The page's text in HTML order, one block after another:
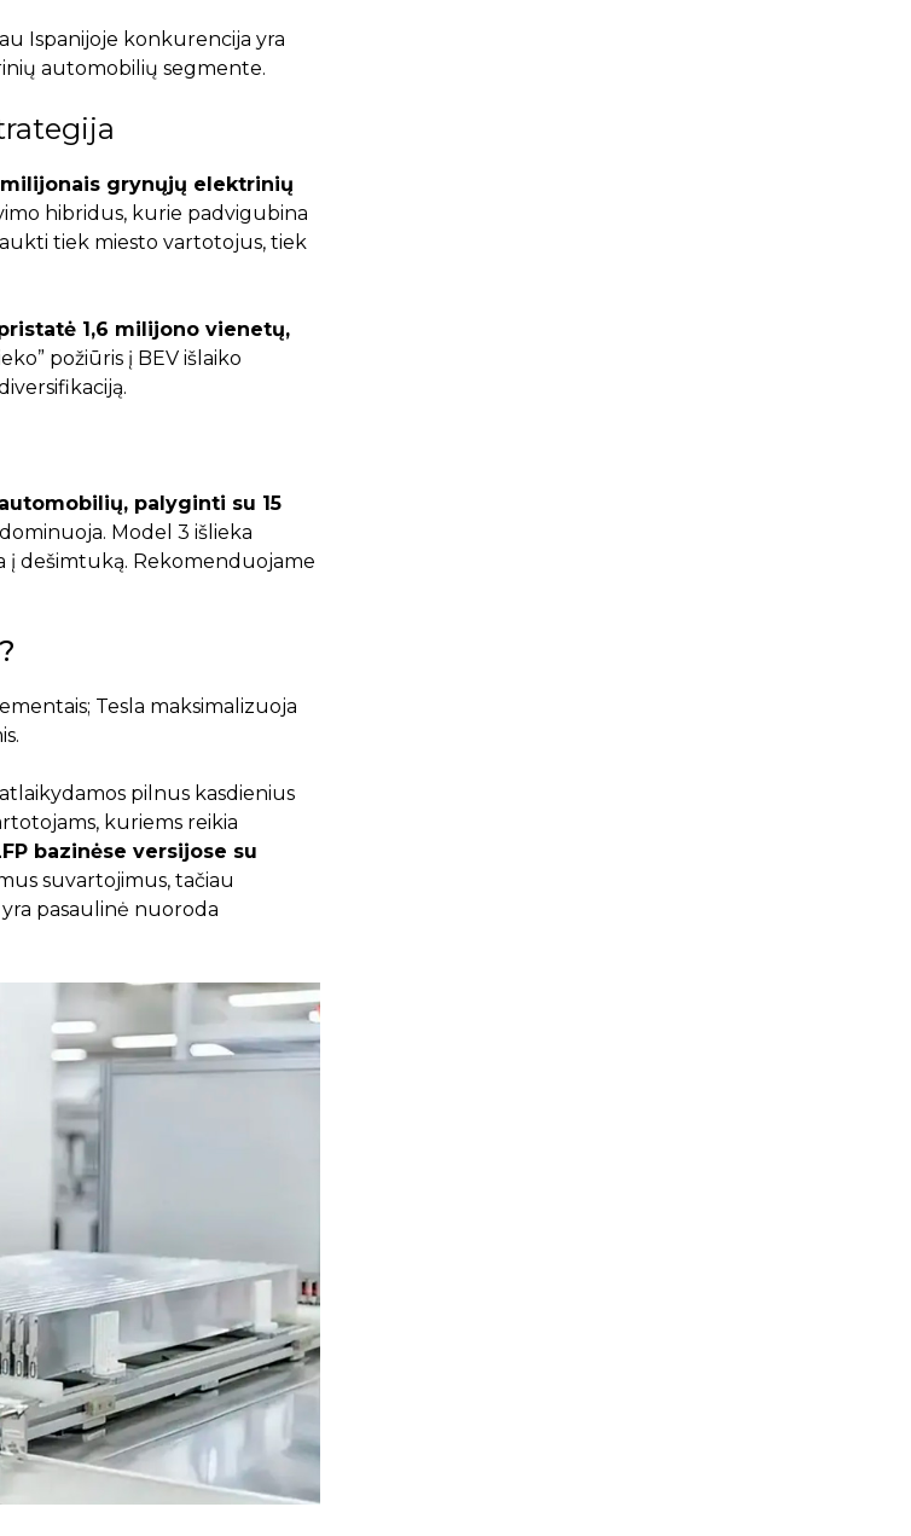
Ispanijoje konkurencija yra
automobilių segmente.
grynųjų elektrinių
hibridus, kurie padvigubina
tiek miesto vartotojus, tiek
1,6 milijono vienetų,
požiūris į BEV išlaiko
palyginti su 15
Model 3 išlieka
į dešimtuką. Rekomenduojame
Tesla maksimalizuoja
pilnus kasdienius
kuriems reikia
bazinėse versijose su
suvartojimus, tačiau
pasaulinė nuoroda